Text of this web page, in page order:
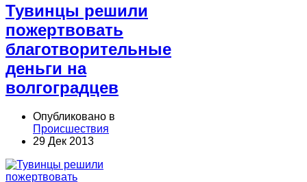
Тувинцы решили
пожертвовать
благотворительные
деньги на
волгоградцев
Опубликовано в
Происшествия
29 Дек 2013